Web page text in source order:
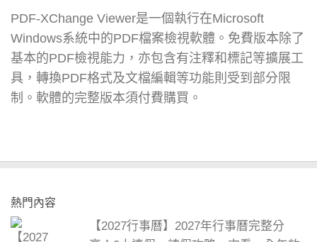
PDF-XChange Viewer是一個執行在Microsoft
Windows系統中的PDF檔案檢視軟體。免費版本除了
基本的PDF檢視能力，亦包含有注釋和標記等擴展工
具，轉換PDF格式及文檔編輯等功能則受到部分限
制。軟體的完整版本須付費購買。
熱門內容
【2027行事曆】2027年行事曆完整分